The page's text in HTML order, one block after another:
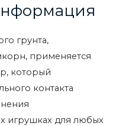
грунта,
применяется
который
контакта
игрушках для любых